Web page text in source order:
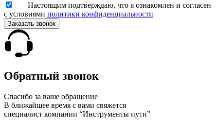
Настоящим подтверждаю, что я ознакомлен и согласен
с условиями политики конфиденциальности
Заказать звонок
Обратный звонок
Спасибо за ваше обращение
В ближайшее время с вами свяжется
специалист компании “Инструменты пути”